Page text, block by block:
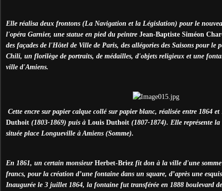
Elle réalisa deux frontons (La Navigation et la Législation) pour le
l'opéra Garnier, une statue en pied du peintre Jean-Baptiste Siméon
des façades de l'Hôtel de Ville de Paris, des allégories des Saisons pour le
Chili, un florilège de portraits, de médailles, d'objets religieux et une
ville d'Amiens.
Cette encre sur papier calque collé sur papier blanc, réalisée entre 1864
Duthoit (1803-1869) puis à Louis Duthoit (1807-1874). Elle représente
située place Longueville à Amiens (Somme).
En 1861, un certain monsieur Herbet-Briez fit don à la ville d'une
francs, pour la création d’une fontaine dans un square, d’après une
Inaugurée le 3 juillet 1864, la fontaine fut transférée en 1888 boulevard